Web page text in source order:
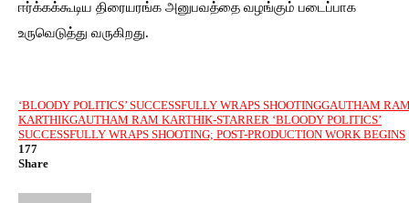
ஈர்க்கக்கூடிய திரையரங்க அனுபவத்தை வழங்கும் படைப்பாக
உருவெடுத்து வருகிறது.
‘BLOODY POLITICS’ SUCCESSFULLY WRAPS SHOOTINGGAUTHAM
KARTHIKGAUTHAM RAM KARTHIK-STARRER ‘BLOODY POLITICS’
SUCCESSFULLY WRAPS SHOOTING; POST-PRODUCTION WORK BEGINS
177
Share